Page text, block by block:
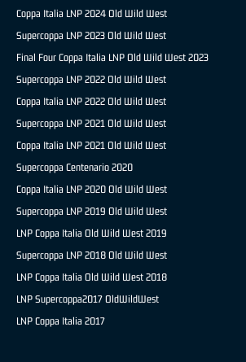
Coppa Italia LNP 2024 Old Wild West
Supercoppa LNP 2023 Old Wild West
Final Four Coppa Italia LNP Old Wild West 2023
Supercoppa LNP 2022 Old Wild West
Coppa Italia LNP 2022 Old Wild West
Supercoppa LNP 2021 Old Wild West
Coppa Italia LNP 2021 Old Wild West
Supercoppa Centenario 2020
Coppa Italia LNP 2020 Old Wild West
Supercoppa LNP 2019 Old Wild West
LNP Coppa Italia Old Wild West 2019
Supercoppa LNP 2018 Old Wild West
LNP Coppa Italia Old Wild West 2018
LNP Supercoppa2017 OldWildWest
LNP Coppa Italia 2017